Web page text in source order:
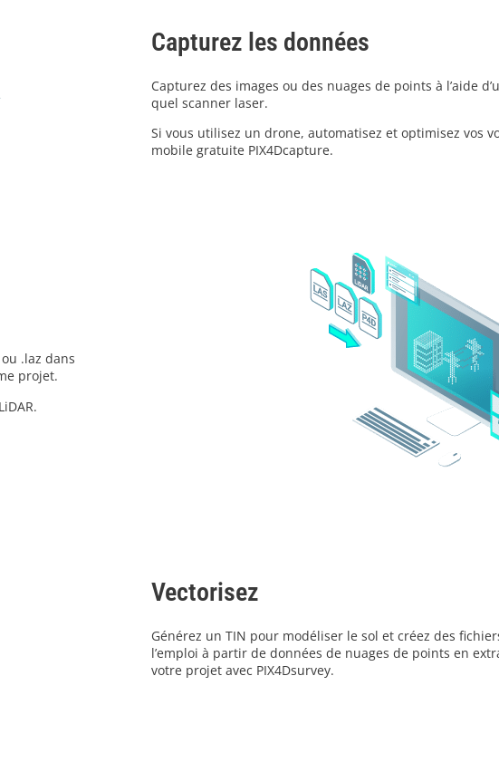
Capturez les données
Capturez des images ou des nuages de points à l’aide
quel scanner laser.
Si vous utilisez un drone, automatisez et optimisez vos
mobile gratuite PIX4Dcapture.
.laz dans
projet.
Vectorisez
Générez un TIN pour modéliser le sol et créez des
l’emploi à partir de données de nuages de points en
votre projet avec PIX4Dsurvey.